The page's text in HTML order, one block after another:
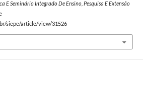
E Seminário Integrado De Ensino, Pesquisa E Extensão
siepe/article/view/31526